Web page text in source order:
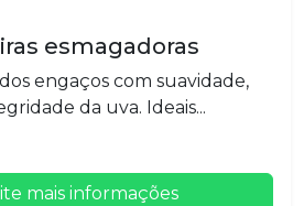
esmagadoras
engaços com suavidade,
da uva. Ideais...
mais informações